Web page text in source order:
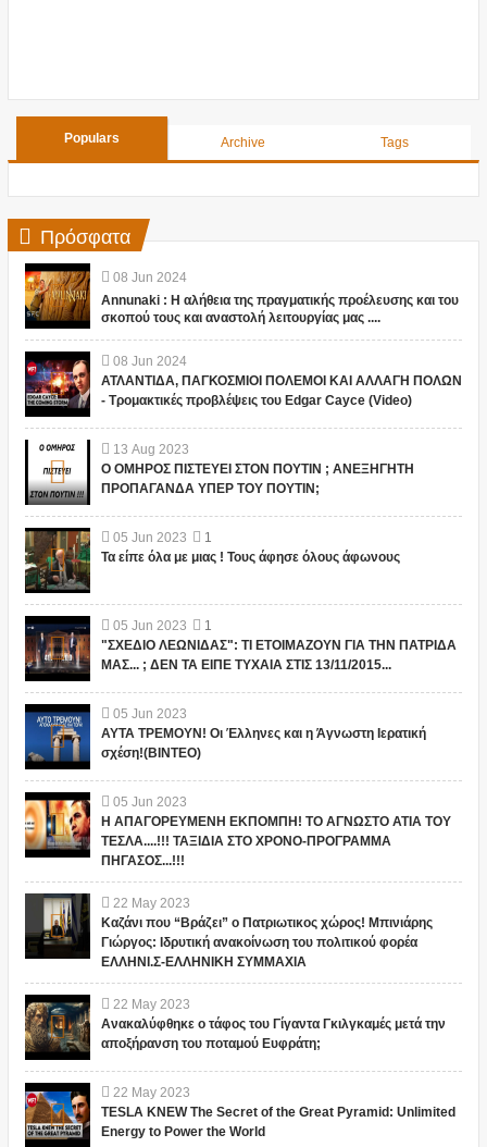
Populars Archive Tags
Πρόσφατα
08 Jun 2024
Annunaki : Η αλήθεια της πραγματικής προέλευσης και του
σκοπού τους και αναστολή λειτουργίας μας ....
08 Jun 2024
ΑΤΛΑΝΤΙΔΑ, ΠΑΓΚΟΣΜΙΟΙ ΠΟΛΕΜΟΙ ΚΑΙ ΑΛΛΑΓΗ ΠΟΛΩΝ
- Τρομακτικές προβλέψεις του Edgar Cayce (Video)
13 Aug 2023
Ο ΟΜΗΡΟΣ ΠΙΣΤΕΥΕΙ ΣΤΟΝ ΠΟΥΤΙΝ ; ΑΝΕΞΗΓΗΤΗ
ΠΡΟΠΑΓΑΝΔΑ ΥΠΕΡ ΤΟΥ ΠΟΥΤΙΝ;
05 Jun 2023
1
Τα είπε όλα με μιας ! Τους άφησε όλους άφωνους
05 Jun 2023
1
"ΣΧΕΔΙΟ ΛΕΩΝΙΔΑΣ": ΤΙ ΕΤΟΙΜΑΖΟΥΝ ΓΙΑ ΤΗΝ ΠΑΤΡΙΔΑ
ΜΑΣ... ; ΔΕΝ ΤΑ ΕΙΠΕ ΤΥΧΑΙΑ ΣΤΙΣ 13/11/2015...
05 Jun 2023
ΑΥΤΑ ΤΡΕΜΟΥΝ! Οι Έλληνες και η Άγνωστη Ιερατική
σχέση!(ΒΙΝΤΕΟ)
05 Jun 2023
Η ΑΠΑΓΟΡΕΥΜΕΝΗ ΕΚΠΟΜΠΗ! ΤΟ ΑΓΝΩΣΤΟ ΑΤΙΑ ΤΟΥ
ΤΕΣΛΑ....!!! ΤΑΞΙΔΙΑ ΣΤΟ ΧΡΟΝΟ-ΠΡΟΓΡΑΜΜΑ
ΠΗΓΑΣΟΣ...!!!
22 May 2023
Καζάνι που “Βράζει” ο Πατριωτικος χώρος! Μπινιάρης
Γιώργος: Ιδρυτική ανακοίνωση του πολιτικού φορέα
ΕΛΛΗΝΙ.Σ-ΕΛΛΗΝΙΚΗ ΣΥΜΜΑΧΙΑ
22 May 2023
Ανακαλύφθηκε ο τάφος του Γίγαντα Γκιλγκαμές μετά την
αποξήρανση του ποταμού Ευφράτη;
22 May 2023
TESLA KNEW The Secret of the Great Pyramid: Unlimited
Energy to Power the World